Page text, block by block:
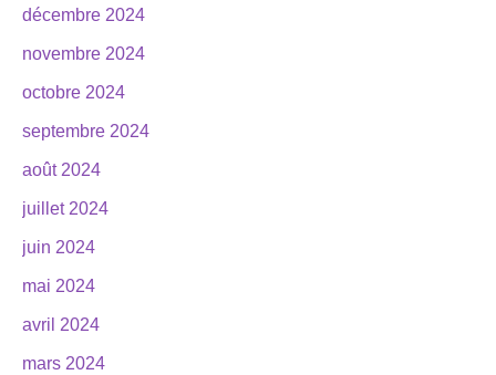
décembre 2024
novembre 2024
octobre 2024
septembre 2024
août 2024
juillet 2024
juin 2024
mai 2024
avril 2024
mars 2024